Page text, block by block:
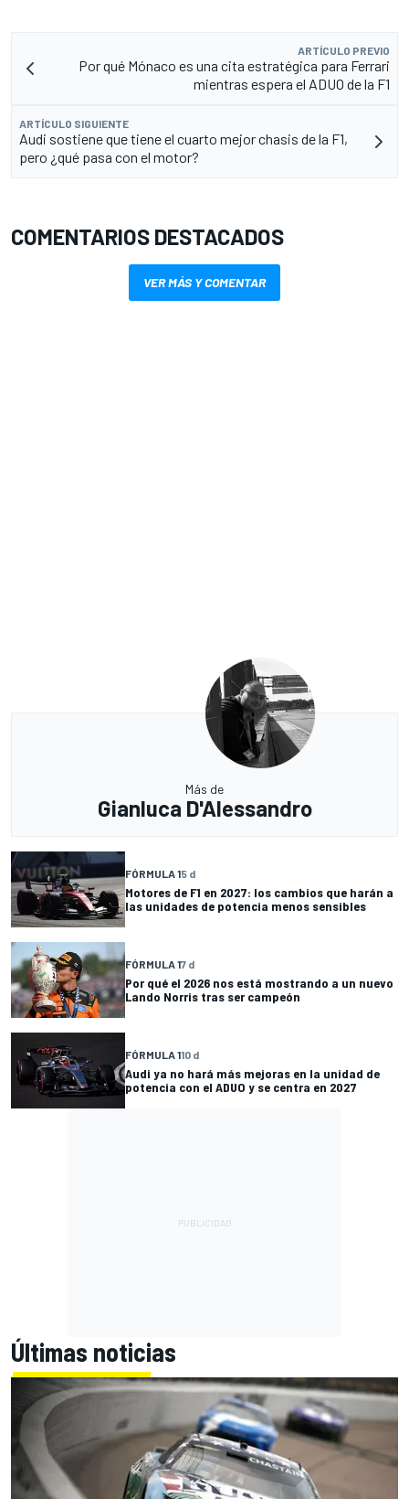
ARTÍCULO PREVIO
Por qué Mónaco es una cita estratégica para Ferrari
mientras espera el ADUO de la F1
ARTÍCULO SIGUIENTE
Audi sostiene que tiene el cuarto mejor chasis de la F1,
pero ¿qué pasa con el motor?
COMENTARIOS DESTACADOS
VER MÁS Y COMENTAR
Más de
Gianluca D'Alessandro
FÓRMULA 15 d
Motores de F1 en 2027: los cambios que harán a
las unidades de potencia menos sensibles
FÓRMULA 17 d
Por qué el 2026 nos está mostrando a un nuevo
Lando Norris tras ser campeón
FÓRMULA 110 d
Audi ya no hará más mejoras en la unidad de
potencia con el ADUO y se centra en 2027
Últimas noticias